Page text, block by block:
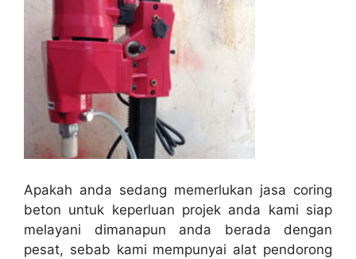
Apakah anda sedang memerlukan jasa coring
beton untuk keperluan projek anda kami siap
melayani dimanapun anda berada dengan
pesat, sebab kami mempunyai alat pendorong